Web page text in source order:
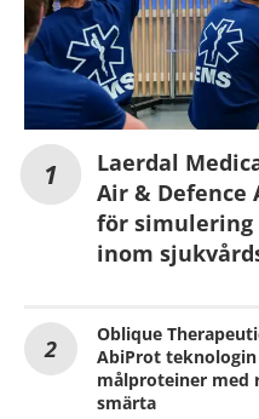
Laerdal
Air & Defence
för
inom
Oblique
AbiProt
målproteiner med
smärta